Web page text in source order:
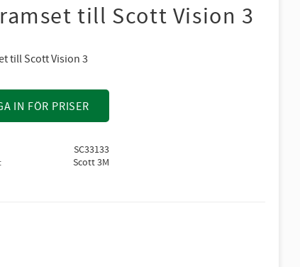
till Scott Vision 3
till Scott Vision 3
IN FÖR PRISER
SC33133
Scott 3M